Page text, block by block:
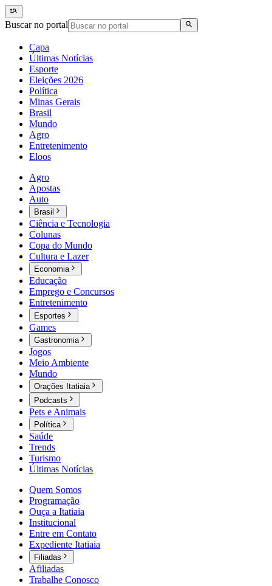
Buscar no portal
Capa
Últimas Notícias
Esporte
Eleições 2026
Política
Minas Gerais
Brasil
Mundo
Agro
Entretenimento
Eloos
Agro
Apostas
Auto
Brasil
Ciência e Tecnologia
Colunas
Copa do Mundo
Cultura e Lazer
Economia
Educação
Emprego e Concursos
Entretenimento
Esportes
Games
Gastronomia
Jogos
Meio Ambiente
Mundo
Orações Itatiaia
Podcasts
Pets e Animais
Política
Saúde
Trends
Turismo
Últimas Notícias
Quem Somos
Programação
Ouça a Itatiaia
Institucional
Entre em Contato
Expediente Itatiaia
Filiadas
Afiliadas
Trabalhe Conosco